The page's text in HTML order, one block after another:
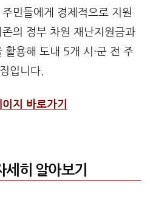
민들에게 경제적으로 지원
의 정부 차원 재난지원금과
활용해 도내 5개 시·군 전 주
입니다.
지 바로가기
히 알아보기